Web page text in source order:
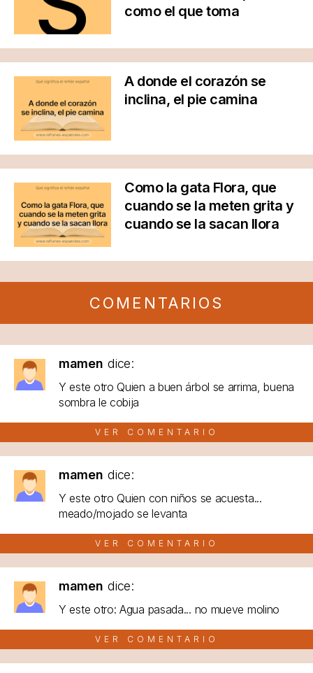
como el que toma
A donde el corazón se
inclina, el pie camina
Como la gata Flora, que
cuando se la meten grita y
cuando se la sacan llora
COMENTARIOS
mamen dice:
Y este otro Quien a buen árbol se arrima, buena
sombra le cobija
VER COMENTARIO
mamen dice:
Y este otro Quien con niños se acuesta...
meado/mojado se levanta
VER COMENTARIO
mamen dice:
Y este otro: Agua pasada... no mueve molino
VER COMENTARIO